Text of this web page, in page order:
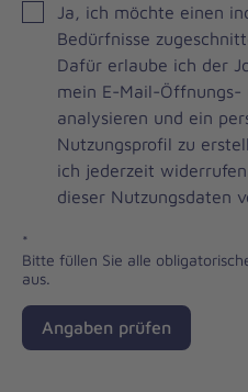
Brevo
Newsletter
Checkbox
Ja, ich möchte einen
Bedürfnisse
Dafür erlaube ich der
mein E-Mail-Öffnungs-
analysieren und ein
Nutzungsprofil zu
ich jederzeit
dieser Nutzungsdaten
*
Bitte füllen Sie alle
aus.
Angaben prüfen